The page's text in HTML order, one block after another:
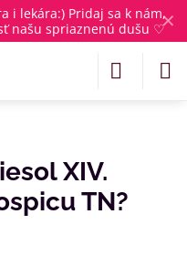
✕
i lekára:) Pridaj sa k nám,
našu spriaznenú dušu ♡
XIV.
TN?